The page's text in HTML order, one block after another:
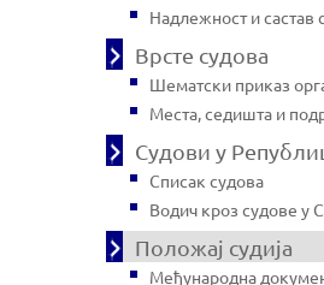
Надлежност и састав
Врсте судова
Шематски приказ
Места, седишта и
Судови у
Списак судова
Водич кроз судове у
Положај судија
Међународна